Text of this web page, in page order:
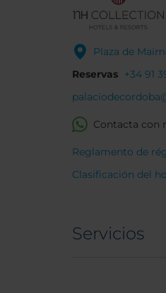
Plaza de
Reservas +34 91
Contacta con
Reglamento de
Clasificación del
Servicios